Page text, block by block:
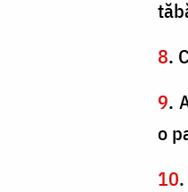
8.
9.
o
10